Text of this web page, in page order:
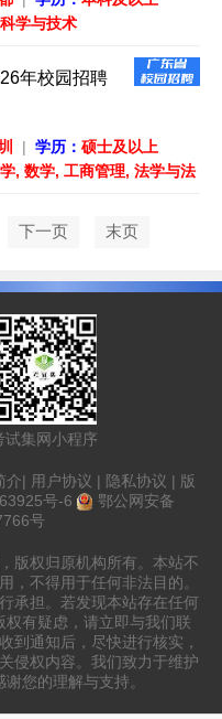
学与技术
年校园招聘
| 学历： 硕士及以上
, 数学, 工商管理, 法学与法
下一页 末页
试集网小程序
介| 用户协议 | 隐私协议 | 版
号-6
鄂公网安备
号
版权归原机构所有。本站不
，不得用于任何非法目的。
承担。若发现本站存在任何
有疑虑，请立即与我们联
到通知后，尽快进行核实，
侵权内容。我们致力于维护
您的理解与支持。